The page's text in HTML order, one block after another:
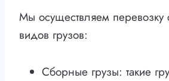
Мы осуществляем
видов грузов:
Сборные грузы: такие